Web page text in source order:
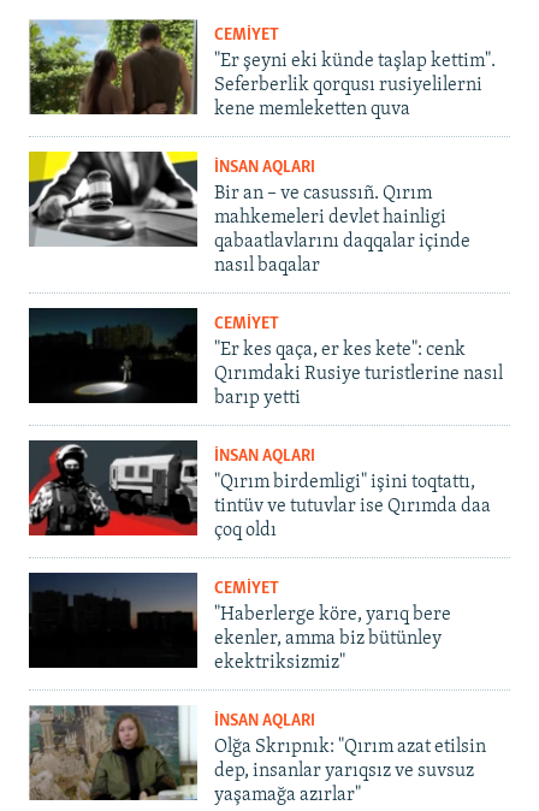
CEMİYET
"Er şeyni eki künde taşlap kettim".
Seferberlik qorqusı rusiyelilerni
kene memleketten quva
İNSAN AQLARI
Bir an – ve casussıñ. Qırım
mahkemeleri devlet hainligi
qabaatlavlarını daqqalar içinde
nasıl baqalar
CEMİYET
"Er kes qaça, er kes kete": cenk
Qırımdaki Rusiye turistlerine nasıl
barıp yetti
İNSAN AQLARI
"Qırım birdemligi" işini toqtattı,
tintüv ve tutuvlar ise Qırımda daa
çoq oldı
CEMİYET
"Haberlerge köre, yarıq bere
ekenler, amma biz bütünley
ekektriksizmiz"
İNSAN AQLARI
Olğa Skrıpnık: "Qırım azat etilsin
dep, insanlar yarıqsız ve suvsuz
yaşamağa azırlar"